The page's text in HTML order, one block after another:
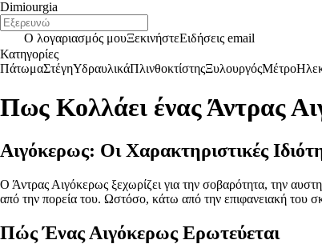
Dimiourgia
Ο λογαριασμός μουΞεκινήστεΕιδήσεις email
Κατηγορίες
ΠάτωμαΣτέγηΥδραυλικάΠλινθοκτίστηςΞυλουργόςΜέτρο
Πως Κολλάει ένας Άντρας
Αιγόκερως: Οι Χαρακτηριστικές
Ο Άντρας Αιγόκερως ξεχωρίζει για την σοβαρότητα, την
από την πορεία του. Ωστόσο, κάτω από την επιφανειακή του
Πώς Ένας Αιγόκερως Ερωτεύεται